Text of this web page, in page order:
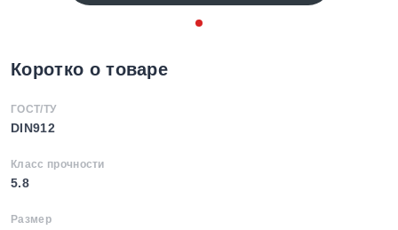
Коротко о товаре
ГОСТ/ТУ
DIN912
Класс прочности
5.8
Размер